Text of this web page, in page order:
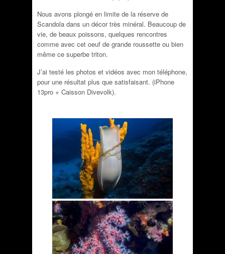
Nous avons plongé en limite de la réserve de
Scandola dans un décor très minéral. Beaucoup de
vie, de beaux poissons, quelques rencontres
comme avec cet oeuf de grande roussette ou bien
même ce superbe triton.
J’ai testé les photos et vidéos avec mon téléphone,
pour une résultat plus que satisfaisant. (iPhone
13pro + Caisson Divevolk).